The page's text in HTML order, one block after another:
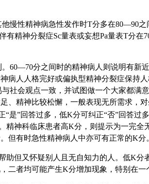
慢性精神病急性发作时T分多在80—90
精神分裂症Sc量表或妄想Pa量表T分
60—70分之间时的精神病人则说明有新
人人格完好或偏执型精神分裂症保持
社会观点一致，并试图做一个大家都满
精神比较松懈，一般表现无所需求，对
是”回答过多，低K分可纠正“否”回答
精神科临床患者高K分，则提示为一完
但有时急性精神病人中亦可有正常的K分
但又怀疑别人且无自知力的人。低K
者均可能产生K分增加现象，特别在一